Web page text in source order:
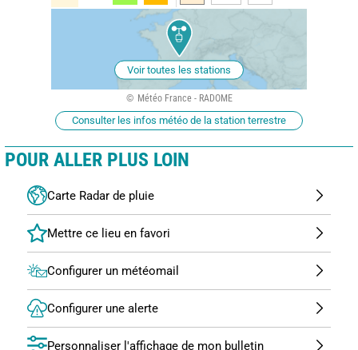
Voir toutes les stations
Météo France - RADOME
Consulter les infos météo de la station terrestre
POUR ALLER PLUS LOIN
Carte Radar de pluie
Configurer un météomail
Configurer une alerte
Personnaliser l'affichage de mon bulletin